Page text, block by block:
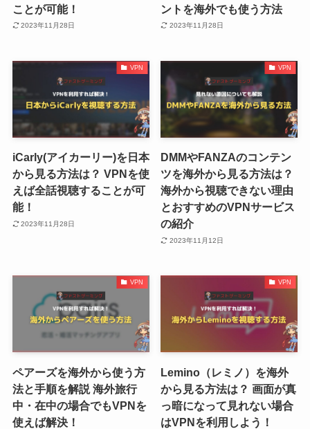
ことが可能！
2023年11月28日
ントを海外でも使う方法
2023年11月28日
VPN
iCarly(アイカーリー)を日本
から見る方法は？ VPNを使
えば全話視聴することが可
能！
2023年11月28日
VPN
DMMやFANZAのコンテン
ツを海外から見る方法は？
海外から視聴できない理由
とおすすめのVPNサービス
の紹介
2023年11月12日
VPN
ペアーズを海外から使う方
法と手順を解説 海外旅行
中・在中の場合でもVPNを
使えば解決！
VPN
Lemino（レミノ）を海外
から見る方法は？ 画面が真
っ暗になって見れない場合
はVPNを利用しよう！